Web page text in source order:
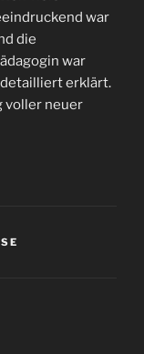
war
die
war
erklärt.
voller neuer